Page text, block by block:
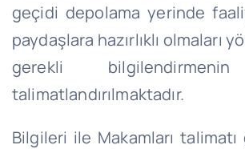
geçidi depolama yerinde
paydaşlara hazırlıklı olmaları
gerekli bilgilendirmenin
talimatlandırılmaktadır.
Bilgileri ile Makamları